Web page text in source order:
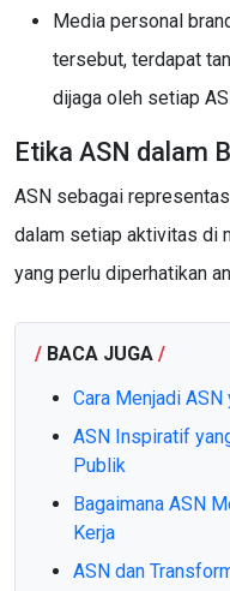
Media personal
tersebut, terdapat
dijaga oleh setiap
Etika ASN dalam
ASN sebagai
dalam setiap aktivitas di
yang perlu diperhatikan
/ BACA JUGA /
Cara Menjadi
ASN Inspiratif
Publik
Bagaimana ASN
Kerja
ASN dan